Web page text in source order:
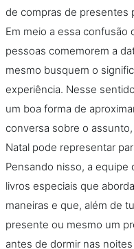
de compras de presentes
Em meio a essa confusão
pessoas comemorem a
mesmo busquem o
experiência. Nesse
um boa forma de
conversa sobre o
Natal pode representar
Pensando nisso, a equipe
livros especiais que
maneiras e que, além de
presente ou mesmo um
antes de dormir nas